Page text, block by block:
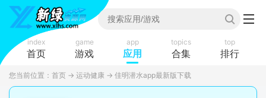
index
首页
game
游戏
app
应用
topics
合集
top
排行
您当前位置： 首页 → 运动健康 → 佳明潜水app最新版下载